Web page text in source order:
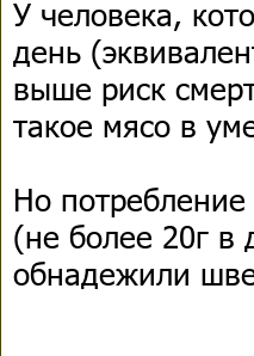
У человека,
день
выше риск
такое мясо в
Но
(не более 20г в
обнадежили